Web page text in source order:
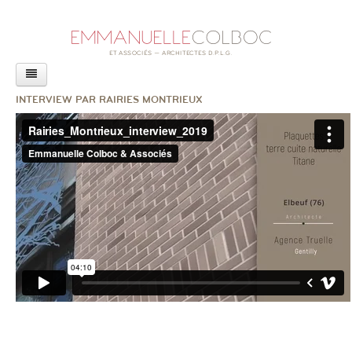
AGENCE
PROJETS
ACTUALITÉS
LIVRE
CONFÉRENCES
REVUE DE PRESSE
RAPPORT SUR L’ACCESSIBILITÉ
EXPOSITION
AUTRES ACTUALITÉS
CONTACT
INTERVIEW PAR RAIRIES MONTRIEUX